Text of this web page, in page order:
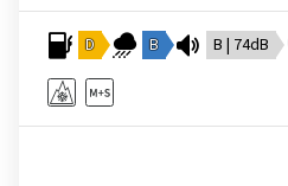
D B B | 74dB